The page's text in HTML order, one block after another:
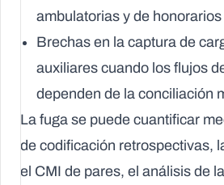
ambulatorias y de
Brechas en la captura de
auxiliares cuando los flujos
dependen de la conciliación
La fuga se puede cuantificar
de codificación retrospectivas,
el CMI de pares, el análisis de